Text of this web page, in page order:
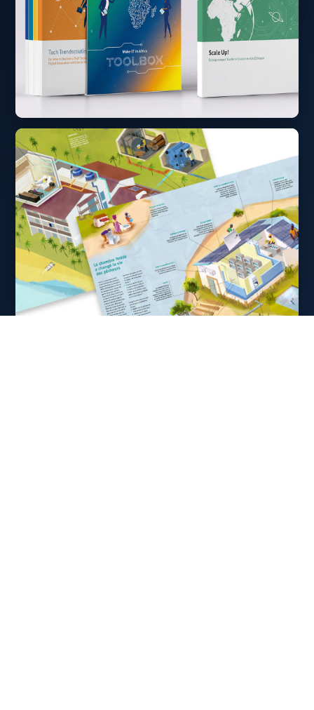
Politische Themen brauchen klare
Botschaften.
Barrierefreiheit
Grafikdesign
Illustration & Motion Design
Web & Digitale Medien